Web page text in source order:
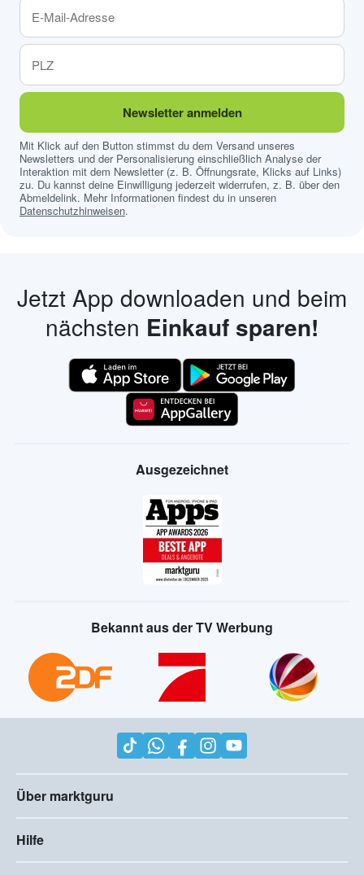
Newsletter anmelden
Mit Klick auf den Button stimmst du dem Versand unseres
Newsletters und der Personalisierung einschließlich Analyse der
Interaktion mit dem Newsletter (z. B. Öffnungsrate, Klicks auf Links)
zu. Du kannst deine Einwilligung jederzeit widerrufen, z. B. über den
Abmeldelink. Mehr Informationen findest du in unseren
Datenschutzhinweisen.
Jetzt App downloaden und beim
nächsten Einkauf sparen!
Ausgezeichnet
Bekannt aus der TV Werbung
Über marktguru
Hilfe